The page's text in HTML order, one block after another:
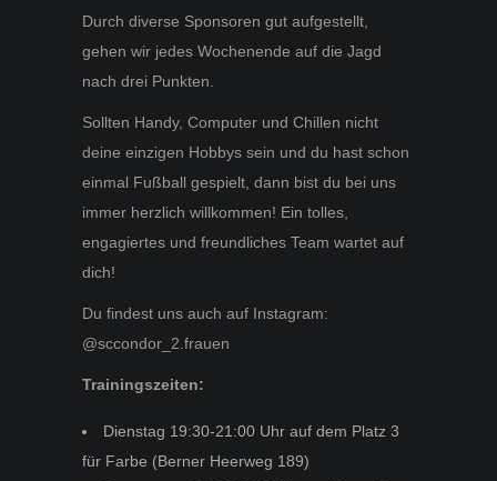
Durch diverse Sponsoren gut aufgestellt,
gehen wir jedes Wochenende auf die Jagd
nach drei Punkten.
Sollten Handy, Computer und Chillen nicht
deine einzigen Hobbys sein und du hast schon
einmal Fußball gespielt, dann bist du bei uns
immer herzlich willkommen! Ein tolles,
engagiertes und freundliches Team wartet auf
dich!
Du findest uns auch auf Instagram:
@sccondor_2.frauen
Trainingszeiten:
Dienstag 19:30-21:00 Uhr auf dem Platz 3
für Farbe (Berner Heerweg 189)